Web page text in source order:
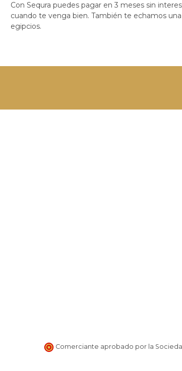
Con Sequra puedes pagar en 3 meses sin
cuando te venga bien. También te echamos
egipcios.
Comerciante aprobado por la